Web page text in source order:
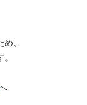
め、